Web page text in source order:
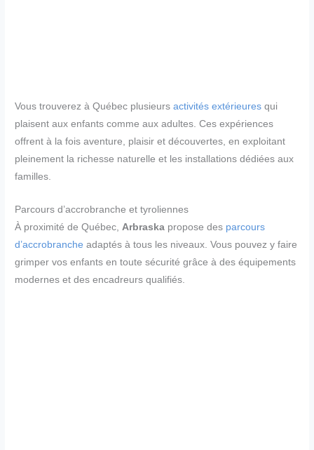
Vous trouverez à Québec plusieursactivités extérieures qui
plaisent aux enfants comme aux adultes. Ces expériences
offrent à la fois aventure, plaisir et découvertes, en exploitant
pleinement la richesse naturelle et les installations dédiées aux
familles.
Parcours d’accrobranche et tyroliennes
À proximité de Québec, Arbraska propose des parcours
d’accrobranche adaptés à tous les niveaux. Vous pouvez y faire
grimper vos enfants en toute sécurité grâce à des équipements
modernes et des encadreurs qualifiés.